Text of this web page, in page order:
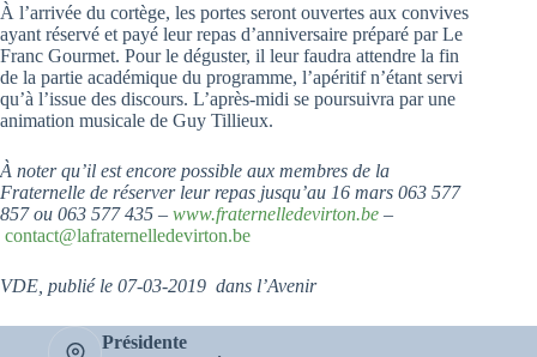
À l’arrivée du cortège, les portes seront ouvertes aux convives
ayant réservé et payé leur repas d’anniversaire préparé par Le
Franc Gourmet. Pour le déguster, il leur faudra attendre la fin
de la partie académique du programme, l’apéritif n’étant servi
qu’à l’issue des discours. L’après-midi se poursuivra par une
animation musicale de Guy Tillieux.
À noter qu’il est encore possible aux membres de la
Fraternelle de réserver leur repas jusqu’au 16 mars 063 577
857 ou 063 577 435 – www.fraternelledevirton.be –
contact@lafraternelledevirton.be
VDE, publié le 07-03-2019 dans l’Avenir
Présidente